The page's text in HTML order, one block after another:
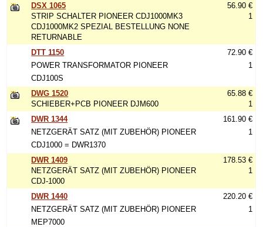
DSX 1065
STRIP SCHALTER PIONEER CDJ1000MK3
CDJ1000MK2 SPEZIAL BESTELLUNG NONE
RETURNABLE
56.90 €
1
DTT 1150
POWER TRANSFORMATOR PIONEER
CDJ100S
72.90 €
1
DWG 1520
SCHIEBER+PCB PIONEER DJM600
65.88 €
1
DWR 1344
NETZGERÄT SATZ (MIT ZUBEHÖR) PIONEER
CDJ1000 = DWR1370
161.90 €
1
DWR 1409
NETZGERÄT SATZ (MIT ZUBEHÖR) PIONEER
CDJ-1000
178.53 €
1
DWR 1440
NETZGERÄT SATZ (MIT ZUBEHÖR) PIONEER
MEP7000
220.20 €
1